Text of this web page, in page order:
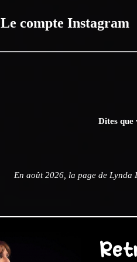
Le compte Instagram
Dites que
En août 2026, la page de Lynda